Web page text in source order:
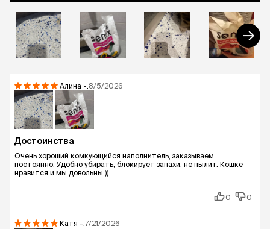
Алина -. 8/5/2026
Достоинства
Очень хороший комкующийся наполнитель, заказываем
постоянно. Удобно убирать, блокирует запахи, не пылит. Кошке
нравится и мы довольны ))
0 0
Катя -. 7/21/2026